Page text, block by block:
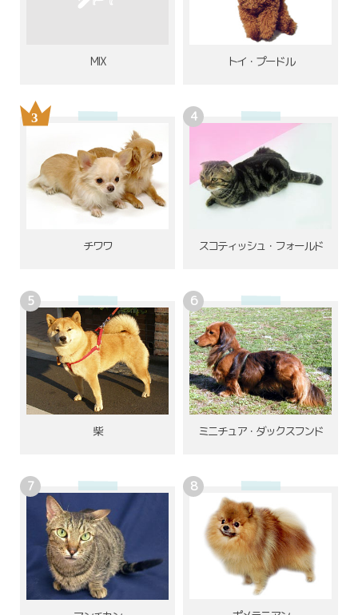
MIX トイ・プードル
チワワ スコティッシュ・フォールド
柴 ミニチュア・ダックスフンド